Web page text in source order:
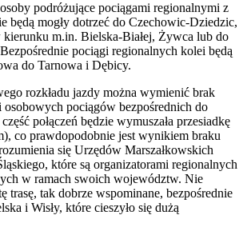
podróżujące pociągami regionalnymi z
będą mogły dotrzeć do Czechowic-Dziedzic,
kierunku m.in. Bielska-Białej, Żywca lub do
pociągi regionalnych kolei będą
do Tarnowa i Dębicy.
rozkładu jazdy można wymienić brak
osobowych pociągów bezpośrednich do
połączeń będzie wymuszała przesiadkę
co prawdopodobnie jest wynikiem braku
się Urzędów Marszałkowskich
które są organizatorami regionalnych
w ramach swoich województw. Nie
trasę, tak dobrze wspominane, bezpośrednie
i Wisły, które cieszyło się dużą